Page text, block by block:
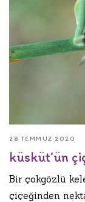
28 TEMMUZ 2020
küsküt’ün
Bir çokgözlü
çiçeğinden